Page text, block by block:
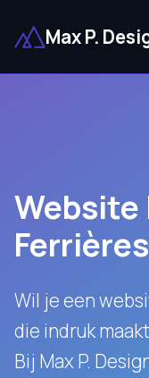
Max P.
Website
Ferrières
Wil je een
die indruk
Bij Max P.